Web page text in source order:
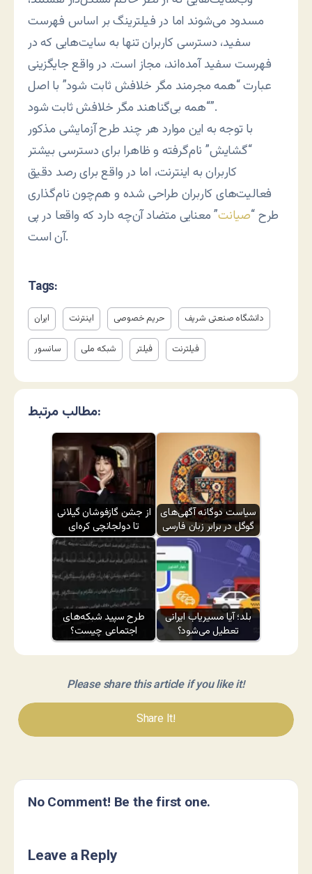
مسدود می‌شوند اما در فیلترینگ بر اساس فهرست
سفید، دسترسی کاربران تنها به سایت‌هایی که در
فهرست سفید آمده‌اند، مجاز است. در واقع جایگزینی
عبارت “همه مجرمند مگر خلافش ثابت شود” با اصل
“همه بی‌گناهند مگر خلافش ثابت شود”.
با توجه به این موارد هر چند طرح آزمایشی مذکور
“گشایش” نام‌گرفته و ظاهرا برای دسترسی بیشتر
کاربران به اینترنت، اما در واقع برای رصد دقیق
فعالیت‌های کاربران طراحی شده و هم‌چون نام‌گذاری
طرح “صیانت” معنایی متضاد آن‌چه دارد که واقعا در پی
آن است.
Tags:
ایران اینترنت حریم خصوصی دانشگاه صنعتی شریف
سانسور شبکه ملی فیلتر فیلترنت
مطالب مرتبط:
از جشن گازفوشان گیلانی
تا دولجانچی کره‌ای
سیاست دوگانه آگهی‌های
گوگل در برابر زبان فارسی
طرح سپید شبکه‌های
اجتماعی چیست؟
بلد؛ آیا مسیر‌یاب ایرانی
تعطیل می‌شود؟
Please share this article if you like it!
Share It!
No Comment! Be the first one.
Leave a Reply